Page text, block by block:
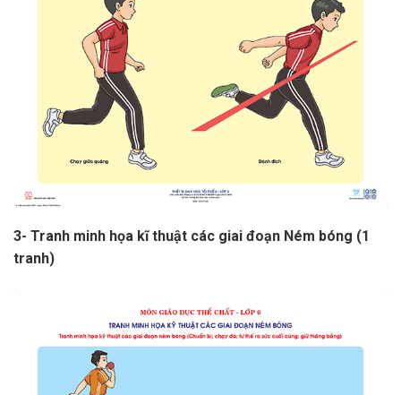
3- Tranh minh họa kĩ thuật các giai đoạn Ném bóng (1
tranh)